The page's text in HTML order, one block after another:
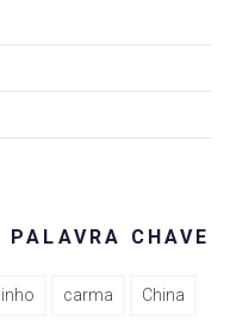
PALAVRA CHAVE
carma China